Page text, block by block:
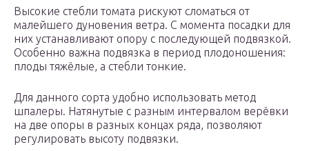
Высокие стебли томата рискуют сломаться от
малейшего дуновения ветра. С момента посадки для
них устанавливают опору с последующей подвязкой.
Особенно важна подвязка в период плодоношения:
плоды тяжёлые, а стебли тонкие.
Для данного сорта удобно использовать метод
шпалеры. Натянутые с разным интервалом верёвки
на две опоры в разных концах ряда, позволяют
регулировать высоту подвязки.